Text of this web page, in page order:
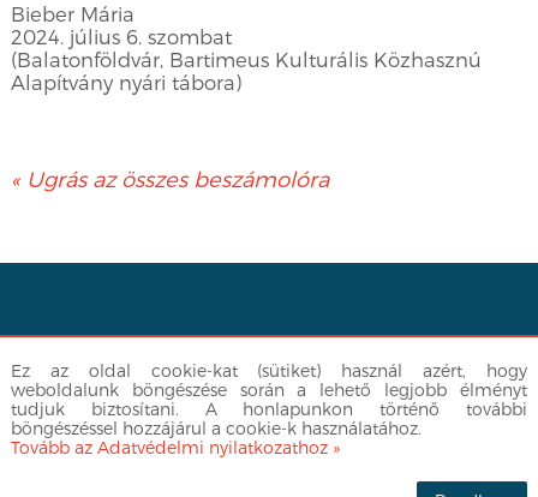
Ez az oldal cookie-kat (sütiket) használ azért, hogy
weboldalunk böngészése során a lehető legjobb élményt
tudjuk biztosítani. A honlapunkon történő további
böngészéssel hozzájárul a cookie-k használatához.
Tovább az Adatvédelmi nyilatkozathoz »
Bieber Mária
2024. július 6. szombat
(Balatonföldvár, Bartimeus Kulturális Közhasznú
Alapítvány nyári tábora)
« Ugrás az összes beszámolóra
Adatvédelmi nyilatkozat